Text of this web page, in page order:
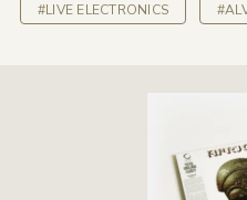
#LIVE ELECTRONICS